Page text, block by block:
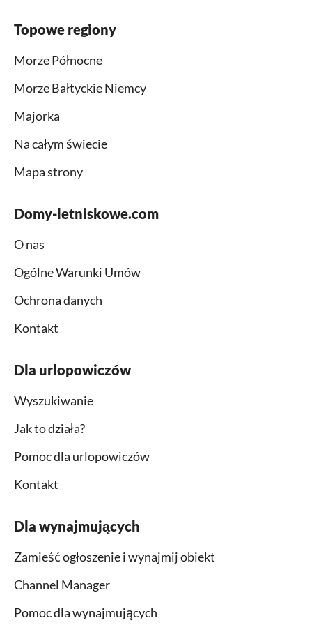
Topowe regiony
Morze Północne
Morze Bałtyckie Niemcy
Majorka
Na całym świecie
Mapa strony
Domy-letniskowe.com
O nas
Ogólne Warunki Umów
Ochrona danych
Kontakt
Dla urlopowiczów
Wyszukiwanie
Jak to działa?
Pomoc dla urlopowiczów
Kontakt
Dla wynajmujących
Zamieść ogłoszenie i wynajmij obiekt
Channel Manager
Pomoc dla wynajmujących